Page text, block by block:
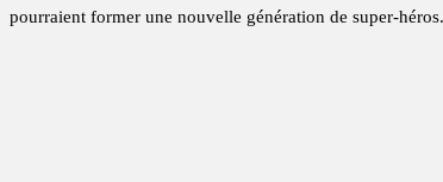
pourraient former une nouvelle génération de super-héros.